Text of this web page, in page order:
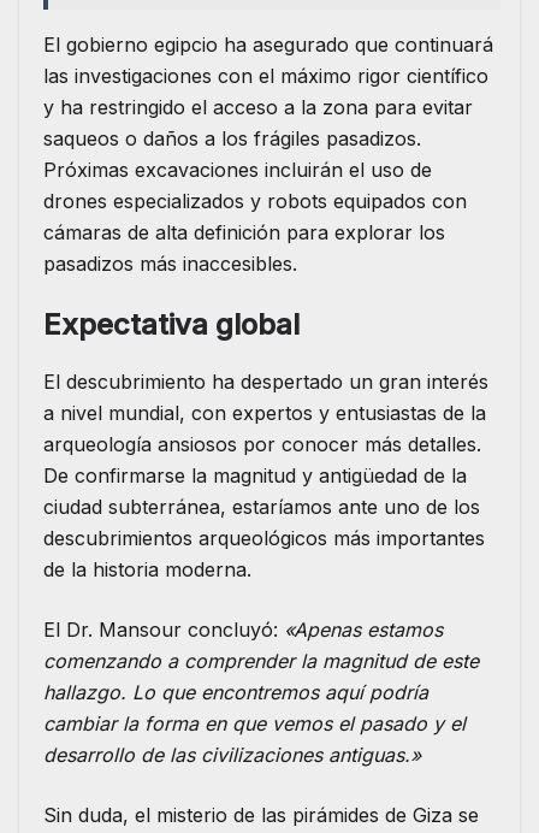
El gobierno egipcio ha asegurado que continuará
las investigaciones con el máximo rigor científico
y ha restringido el acceso a la zona para evitar
saqueos o daños a los frágiles pasadizos.
Próximas excavaciones incluirán el uso de
drones especializados y robots equipados con
cámaras de alta definición para explorar los
pasadizos más inaccesibles.
Expectativa global
El descubrimiento ha despertado un gran interés
a nivel mundial, con expertos y entusiastas de la
arqueología ansiosos por conocer más detalles.
De confirmarse la magnitud y antigüedad de la
ciudad subterránea, estaríamos ante uno de los
descubrimientos arqueológicos más importantes
de la historia moderna.
El Dr. Mansour concluyó: «Apenas estamos
comenzando a comprender la magnitud de este
hallazgo. Lo que encontremos aquí podría
cambiar la forma en que vemos el pasado y el
desarrollo de las civilizaciones antiguas.»
Sin duda, el misterio de las pirámides de Giza se